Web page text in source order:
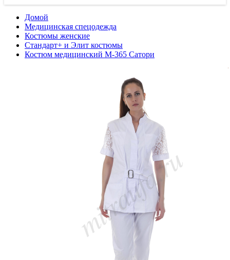
Домой
Медицинская спецодежда
Костюмы женские
Стандарт+ и Элит костюмы
Костюм медицинский М-365 Сатори